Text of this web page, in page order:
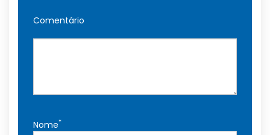
Comentário
Nome*